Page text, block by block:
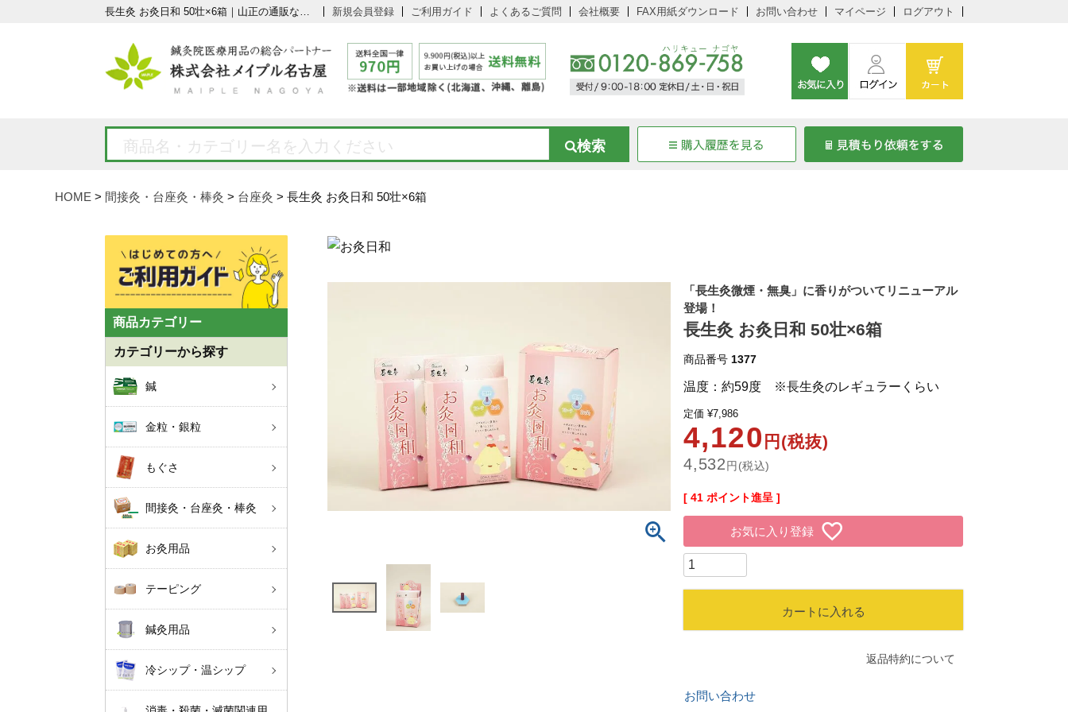
長生灸 お灸日和 50壮×6箱｜山正の通販ならメイプル名古屋 新規会員登録 ご利用ガイド よくあるご質問 会社概要 FAX用紙ダウンロード お問い合わせ マイページ ログアウト
HOME 間接灸・台座灸・棒灸 台座灸 長生灸 お灸日和 50壮×6箱
商品カテゴリー
カテゴリーから探す
鍼
金粒・銀粒
もぐさ
間接灸・台座灸・棒灸
お灸用品
テーピング
鍼灸用品
冷シップ・温シップ
「長生灸微煙・無臭」に香りがついてリニューアル
登場！
長生灸 お灸日和 50壮×6箱
商品番号 1377
温度：約59度 ※長生灸のレギュラーくらい
定価 ¥7,986
4,120 円(税抜)
4,532 円(税込)
[ 41 ポイント進呈 ]
お気に入り登録
カートに入れる
返品特約について
お問い合わせ